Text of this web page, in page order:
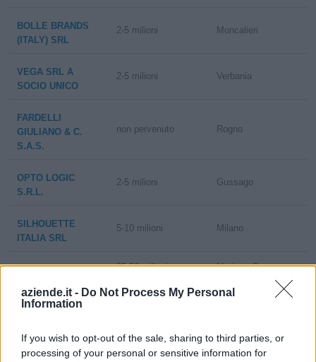
aziende.it - Do Not Process My Personal
Information
If you wish to opt-out of the sale, sharing to third parties, or
processing of your personal or sensitive information for
BOLLE BRANDS
(ITALY) SRL
2-5 milioni Moncalieri
VEGA SRL A
SOCIO UNICO
2-5 milioni Verbania
FARDELLI
GIULIANO & C.
S.A.S.
non pervenuto Rogno
OPTO LOGIC
S.R.L.
2-5 milioni Gussago
SILHOUETTE
ITALIA SRL
5-10 milioni Milano
IMAGE S S.P.A. 25-50 milioni Mariano Comense
FERRAMENTA
SNC